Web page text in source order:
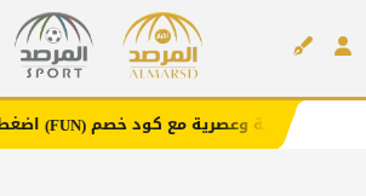
مع كود خصم(FUN)اضغط هنا لزيارة المتجر